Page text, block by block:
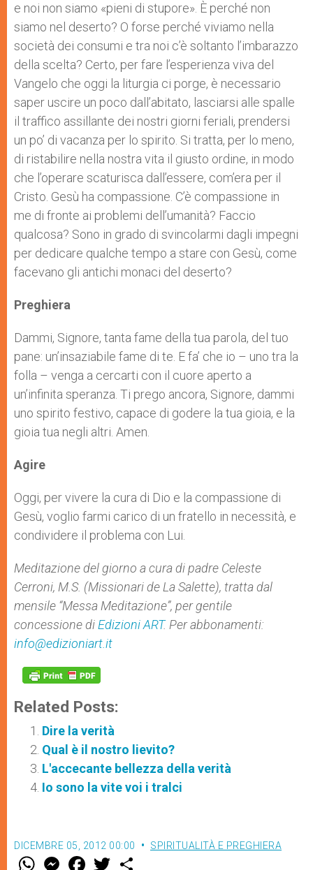
e noi non siamo «pieni di stupore». È perché non
siamo nel deserto? O forse perché viviamo nella
società dei consumi e tra noi c’è soltanto l’imbarazzo
della scelta? Certo, per fare l’esperienza viva del
Vangelo che oggi la liturgia ci porge, è necessario
saper uscire un poco dall’abitato, lasciarsi alle spalle
il traffico assillante dei nostri giorni feriali, prendersi
un po’ di vacanza per lo spirito. Si tratta, per lo meno,
di ristabilire nella nostra vita il giusto ordine, in modo
che l’operare scaturisca dall’essere, com’era per il
Cristo. Gesù ha compassione. C’è compassione in
me di fronte ai problemi dell’umanità? Faccio
qualcosa? Sono in grado di svincolarmi dagli impegni
per dedicare qualche tempo a stare con Gesù, come
facevano gli antichi monaci del deserto?
Preghiera
Dammi, Signore, tanta fame della tua parola, del tuo
pane: un’insaziabile fame di te. E fa’ che io – uno tra la
folla – venga a cercarti con il cuore aperto a
un’infinita speranza. Ti prego ancora, Signore, dammi
uno spirito festivo, capace di godere la tua gioia, e la
gioia tua negli altri. Amen.
Agire
Oggi, per vivere la cura di Dio e la compassione di
Gesù, voglio farmi carico di un fratello in necessità, e
condividere il problema con Lui.
Meditazione del giorno a cura di padre Celeste
Cerroni, M.S. (Missionari de La Salette), tratta dal
mensile “Messa Meditazione”, per gentile
concessione di Edizioni ART. Per abbonamenti:
info@edizioniart.it
Related Posts:
Dire la verità
Qual è il nostro lievito?
L'accecante bellezza della verità
Io sono la vite voi i tralci
DICEMBRE 05, 2012 00:00 SPIRITUALITÀ E PREGHIERA
W M F